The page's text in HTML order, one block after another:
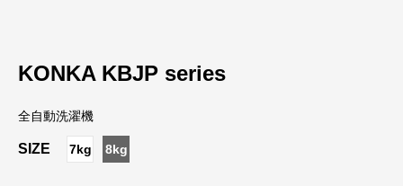
KONKA KBJP series
全自動洗濯機
SIZE 7kg 8kg